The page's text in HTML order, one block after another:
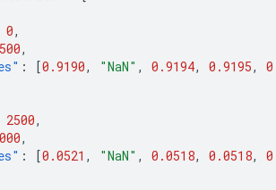
0,
,
: [0.9190, "NaN" , 0.9194, 0.9195,
2500,
,
: [0.0521 , "NaN" , 0.0518, 0.0518,